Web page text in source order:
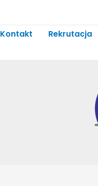
Kontakt Rekrutacja